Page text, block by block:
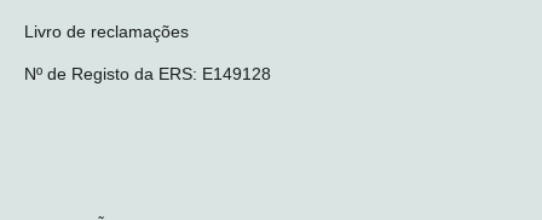
Livro de reclamações
Nº de Registo da ERS: E149128